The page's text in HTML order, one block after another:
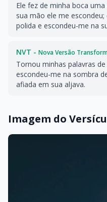
Ele fez de minha boca
sua mão ele me
polida e escondeu-me na
NVT - Nova Versão
Tornou minhas palavras
escondeu-me na sombra
afiada em sua aljava.
Imagem do